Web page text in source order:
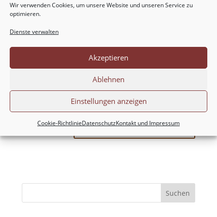
Wir verwenden Cookies, um unsere Website und unseren Service zu
optimieren.
Dienste verwalten
Akzeptieren
Ablehnen
Einstellungen anzeigen
Cookie-RichtlinieDatenschutzKontakt und Impressum
Meinen Namen, meine E-Mail-Adresse und
meine Website in diesem Browser für die nächste
Kommentierung speichern.